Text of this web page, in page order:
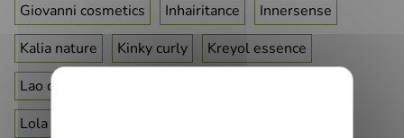
Giovanni cosmetics
Inhairitance
Innersense
Kalia nature
Kinky curly
Kreyol essence
Lao care
Lola from rio